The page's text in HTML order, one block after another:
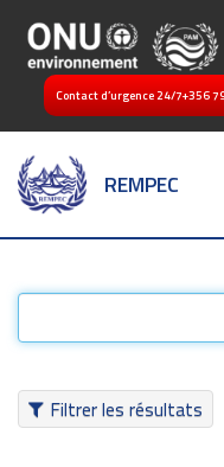
Contact d’urgence 24/7+356
REMPEC
Filtrer les résultats